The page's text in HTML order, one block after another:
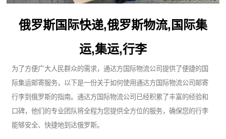
俄罗斯国际快递,俄罗斯物流,国际集
运,集运,行李
为了方便广大人民群众的需求，通达方国际物流公司提供了便捷的国
际集运邮寄服务，以下是一份关于如何使用通达方国际物流公司邮寄
行李到俄罗斯的指南。通达方国际物流公司已经积累了丰富的经验和
口碑，他们的专业团队将全程为您提供全方位的服务，确保您的行李
能够安全、快捷地到达俄罗斯。